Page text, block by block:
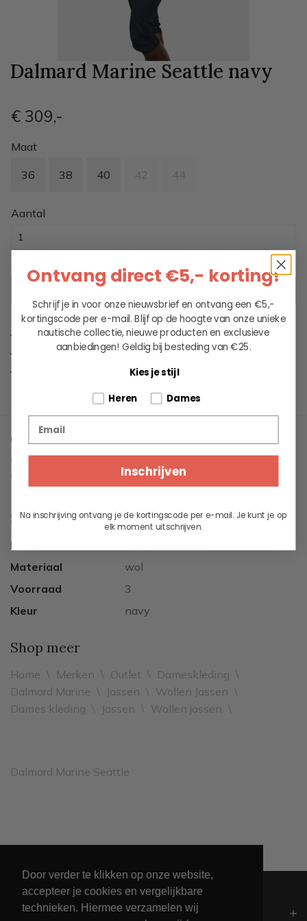
Door verder te klikken op onze website,
accepteer je cookies en vergelijkbare
technieken. Hiermee verzamelen wij
Dalmard Marine Seattle navy
€ 309,-
Maat
36 38 40 42 44
Aantal
Leveren binnen 2 werkdagen
Unieke collectie maritieme kleding
Al 60+ jaar passie voor maritieme levensstijl
Omschrijving
Wollen jasje met diagonale ritssluiting. Zware kwaliteit.
Wind en waterdichte wol.
Specificaties
Merk
Materiaal
wol
Voorraad
3
Kleur
navy
Shop meer
Home \ Merken \ Outlet \ Dameskleding \
Dalmard Marine \ Jassen \ Wollen Jassen \
Dames kleding \ Jassen \ Wollen jassen \
Dalmard Marine Seattle
Algemeen
Ontvang direct €5,- korting!
Schrijf je in voor onze nieuwsbrief en ontvang een €5,-
kortingscode per e-mail. Blijf op de hoogte van onze unieke
nautische collectie, nieuwe producten en exclusieve
aanbiedingen! Geldig bij besteding van €25.
Kies je stijl
Tell us about your pets
Heren Dames
Inschrijven
Na inschrijving ontvang je de kortingscode per e-mail. Je kunt je op
elk moment uitschrijven.